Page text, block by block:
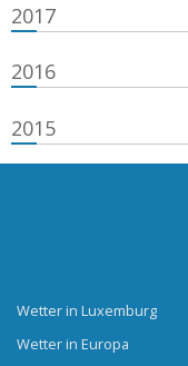
2017
2016
2015
Wetter in Luxemburg
Wetter in Europa